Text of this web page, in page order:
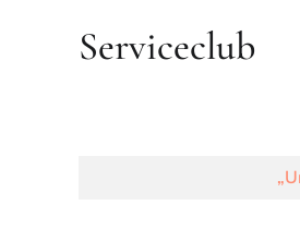
Serviceclub